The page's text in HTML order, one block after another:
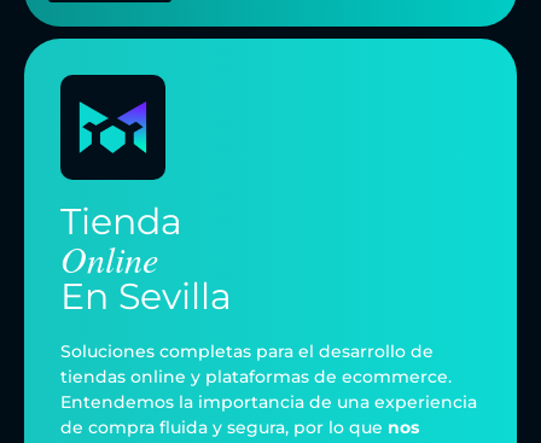
Tienda
Online
En Sevilla
Soluciones completas para el desarrollo de
tiendas online y plataformas de ecommerce.
Entendemos la importancia de una experiencia
de compra fluida y segura, por lo que nos